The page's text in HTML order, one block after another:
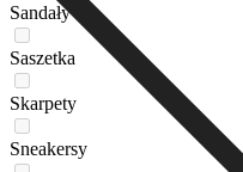
Sandały
Saszetka
Skarpety
Sneakersy